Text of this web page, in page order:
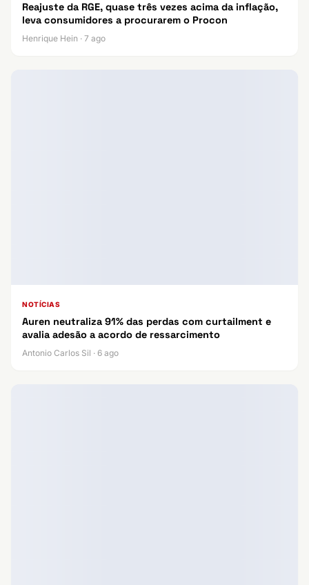
Reajuste da RGE, quase três vezes acima da inflação,
leva consumidores a procurarem o Procon
Henrique Hein · 7 ago
NOTÍCIAS
Auren neutraliza 91% das perdas com curtailment e
avalia adesão a acordo de ressarcimento
Antonio Carlos Sil · 6 ago